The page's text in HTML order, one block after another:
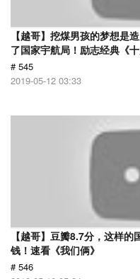
【越哥】挖煤男孩的梦想是
了国家宇航局！励志经典《十
# 545
2019-05-12 03:33
【越哥】豆瓣8.7分，这样
钱！速看《我们俩》
# 546